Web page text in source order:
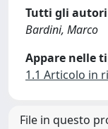
Tutti gli autori
Bardini, Marco
Appare nelle
1.1 Articolo in
File in questo